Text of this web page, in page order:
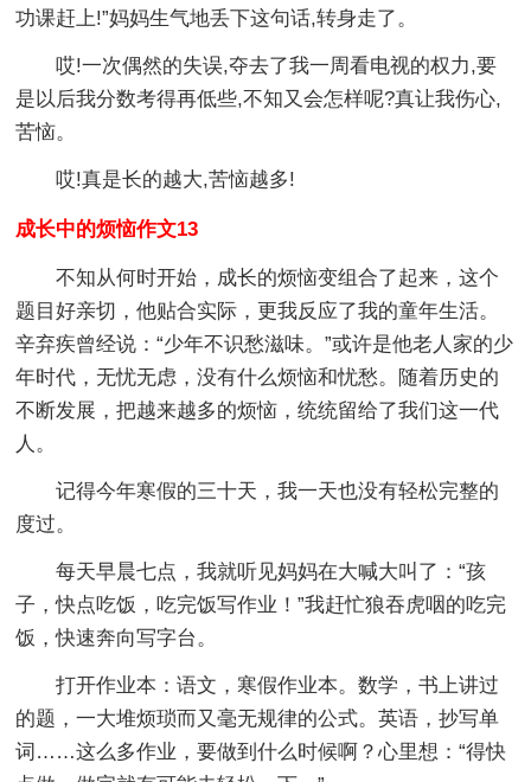
功课赶上!”妈妈生气地丢下这句话,转身走了。
哎!一次偶然的失误,夺去了我一周看电视的权力,要
是以后我分数考得再低些,不知又会怎样呢?真让我伤心,
苦恼。
哎!真是长的越大,苦恼越多!
成长中的烦恼作文13
不知从何时开始，成长的烦恼变组合了起来，这个
题目好亲切，他贴合实际，更我反应了我的童年生活。
辛弃疾曾经说：“少年不识愁滋味。”或许是他老人家的少
年时代，无忧无虑，没有什么烦恼和忧愁。随着历史的
不断发展，把越来越多的烦恼，统统留给了我们这一代
人。
记得今年寒假的三十天，我一天也没有轻松完整的
度过。
每天早晨七点，我就听见妈妈在大喊大叫了：“孩
子，快点吃饭，吃完饭写作业！”我赶忙狼吞虎咽的吃完
饭，快速奔向写字台。
打开作业本：语文，寒假作业本。数学，书上讲过
的题，一大堆烦琐而又毫无规律的公式。英语，抄写单
词……这么多作业，要做到什么时候啊？心里想：“得快